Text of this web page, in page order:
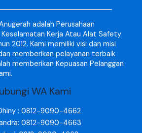
adalah Perusahaan
Kerja Atau Alat Safety
2012. Kami memiliki visi dan misi
memberikan pelayanan terbaik
memberikan Kepuasan Pelanggan
WA Kami
: 0812-9090-4662
0812-9090-4663